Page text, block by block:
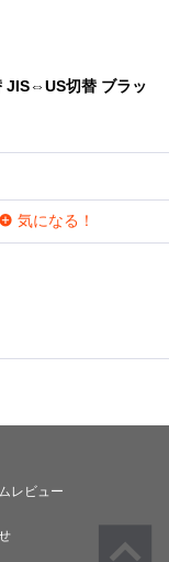
JIS⇔US切替 ブラッ
気になる！
レビュー